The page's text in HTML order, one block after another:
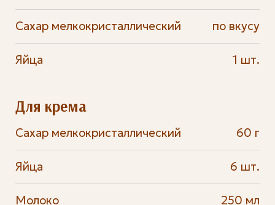
Сахар мелкокристаллический по вкусу
Яйца 1 шт.
Для крема
Сахар мелкокристаллический 60 г
Яйца 6 шт.
Молоко 250 мл